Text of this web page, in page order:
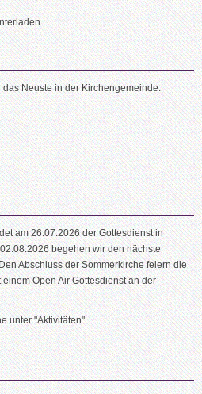
Neuste in der Kirchengemeinde.
am 26.07.2026 der Gottesdienst in
begehen wir den nächste
Abschluss der Sommerkirche feiern die
Open Air Gottesdienst an der
unter "Aktivitäten"